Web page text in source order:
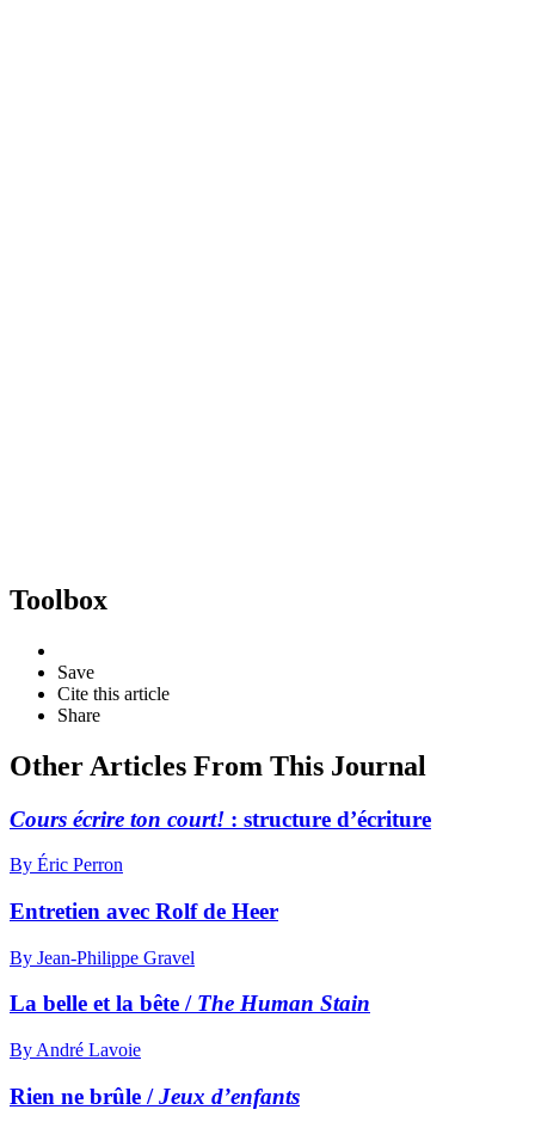
Toolbox
Save
Cite this article
Share
Other Articles From This Journal
Cours écrire ton court! : structure d’écriture
By Éric Perron
Entretien avec Rolf de Heer
By Jean-Philippe Gravel
La belle et la bête / The Human Stain
By André Lavoie
Rien ne brûle /Jeux d’enfants